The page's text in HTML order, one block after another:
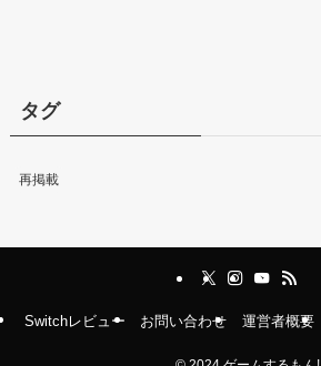
タグ
再掲載
Switchレビュー お問い合わせ 運営者概要